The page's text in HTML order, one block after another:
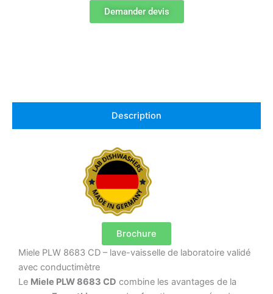
Demander devis
Description
Brochure
Miele PLW 8683 CD – lave-vaisselle de laboratoire validé
avec conductimètre
Le Miele PLW 8683 CD combine les avantages de la